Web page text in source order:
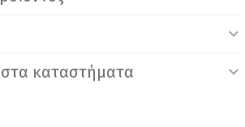
στα καταστήματα